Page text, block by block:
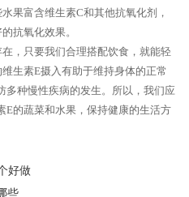
果富含维生素C和其他抗氧化剂，
抗氧化效果。
，只要我们合理搭配饮食，就能轻
生素E摄入有助于维持身体的正常
多种慢性疾病的发生。所以，我们应
E的蔬菜和水果，保持健康的生活方
好做
些